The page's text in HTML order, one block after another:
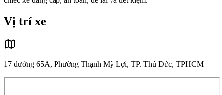
Vị trí xe
17 đường 65A, Phường Thạnh Mỹ Lợi, TP. Thủ Đức, TPHCM